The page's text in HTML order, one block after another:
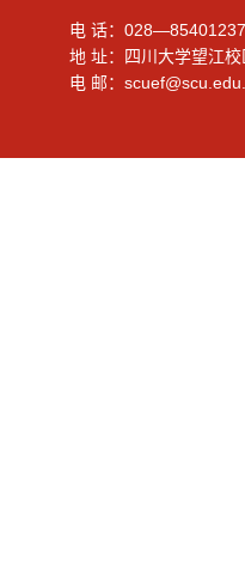
电 话：
地 址：四川大学望江
电 邮：